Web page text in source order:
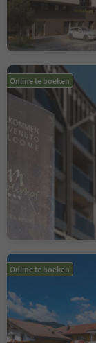
Online te boeken
Online te boeken